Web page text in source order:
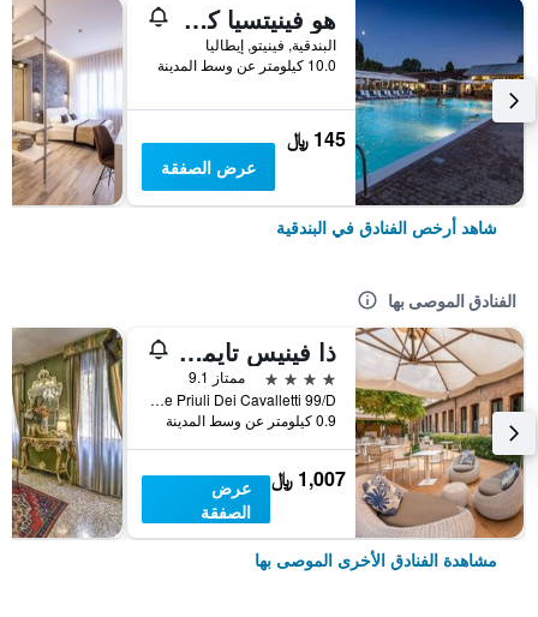
هو فينيتسيا كامبنج إن تاون
البندقية, فينيتو, إيطاليا
10.0 كيلومتر عن وسط المدينة
145 ﷼
عرض الصفقة
شاهد أرخص الفنادق في البندقية
الفنادق الموصى بها
ذا فينيس تايمز هوتل، فينيت كوليكش باي آيتش جي
4 نجوم
ممتاز 9.1
Calle Priuli Dei Cavalletti 99/D, البندقية, فينيتو, إيطاليا
0.9 كيلومتر عن وسط المدينة
1,007 ﷼
عرض
الصفقة
مشاهدة الفنادق الأخرى الموصى بها